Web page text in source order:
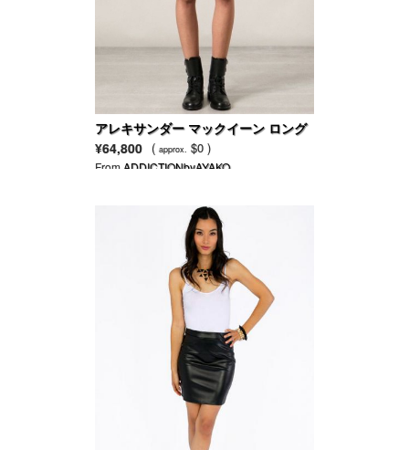
アレキサンダー マックイーン ロング
スリーブのセータードレス
¥64,800 ( approx. $0 )
From ADDICTIONbyAYAKO